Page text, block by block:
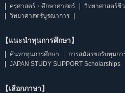
ครุศาสตร์・ศึกษาศาสตร์
วิทยาศาสตร์ชี
วิทยาศาสตร์บูรณาการ
【แนะนำทุนการศึกษา】
ค้นหาทุนการศึกษา
การสมัครขอรับทุนกา
JAPAN STUDY SUPPORT Scholarships
【เลือกภาษา】